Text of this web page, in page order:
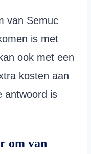
van Semuc
is met
ook met een
kosten aan
antwoord is
om van